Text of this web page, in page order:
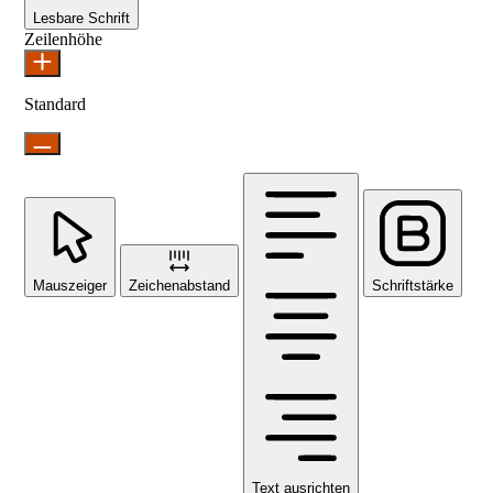
Lesbare Schrift
Zeilenhöhe
Standard
Mauszeiger Zeichenabstand
Text ausrichten
Schriftstärke